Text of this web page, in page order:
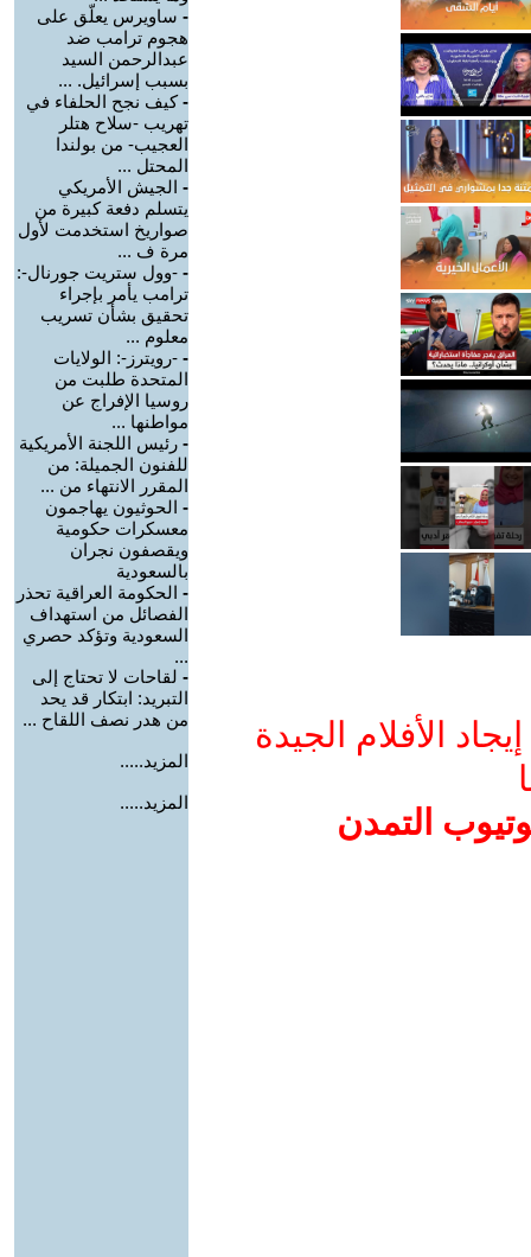
الأفلام الجيدة
التمدن
- ساويرس يعلّق على
هجوم ترامب ضد
عبدالرحمن السيد
بسبب إسرائيل. ...
-كيف نجح الحلفاء في
تهريب -سلاح هتلر
العجيب- من بولندا
المحتل ...
- الجيش الأمريكي
يتسلم دفعة كبيرة من
صواريخ استخدمت لأول
مرة ف ...
- -وول ستريت جورنال-:
ترامب يأمر بإجراء
تحقيق بشأن تسريب
معلوم ...
- -رويترز-: الولايات
المتحدة طلبت من
روسيا الإفراج عن
مواطنها ...
- رئيس اللجنة الأمريكية
للفنون الجميلة: من
المقرر الانتهاء من ...
- الحوثيون يهاجمون
معسكرات حكومية
ويقصفون نجران
بالسعودية
- الحكومة العراقية تحذر
الفصائل من استهداف
السعودية وتؤكد حصري
...
- لقاحات لا تحتاج إلى
التبريد: ابتكار قد يحد
من هدر نصف اللقاح ...
المزيد.....
المزيد.....